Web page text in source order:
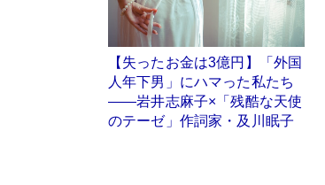
【失ったお金は3億円】「外国
人年下男」にハマった私たち
――岩井志麻子×「残酷な天使
のテーゼ」作詞家・及川眠子